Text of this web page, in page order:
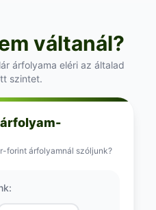
váltanál?
árfolyama eléri az általad
szintet.
forint árfolyamnál szóljunk?